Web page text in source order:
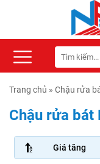
Trang chủ » Chậu rửa
Chậu rửa bát
Giá tăng